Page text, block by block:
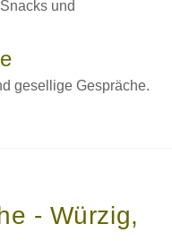
und
gesellige Gespräche.
- Würzig,